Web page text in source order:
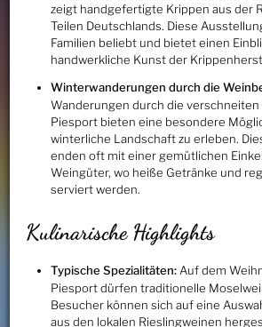
zeigt handgefertigte Krippen aus der
Teilen Deutschlands. Diese
Familien beliebt und bietet einen
handwerkliche Kunst der
Winterwanderungen durch die
Wanderungen durch die
Piesport bieten eine besondere
winterliche Landschaft zu erleben.
enden oft mit einer gemütlichen
Weingüter, wo heiße Getränke und
serviert werden.
Kulinarische Highlights
Typische Spezialitäten:Auf dem
Piesport dürfen traditionelle
Besucher können sich auf eine
aus den lokalen Rieslingweinen